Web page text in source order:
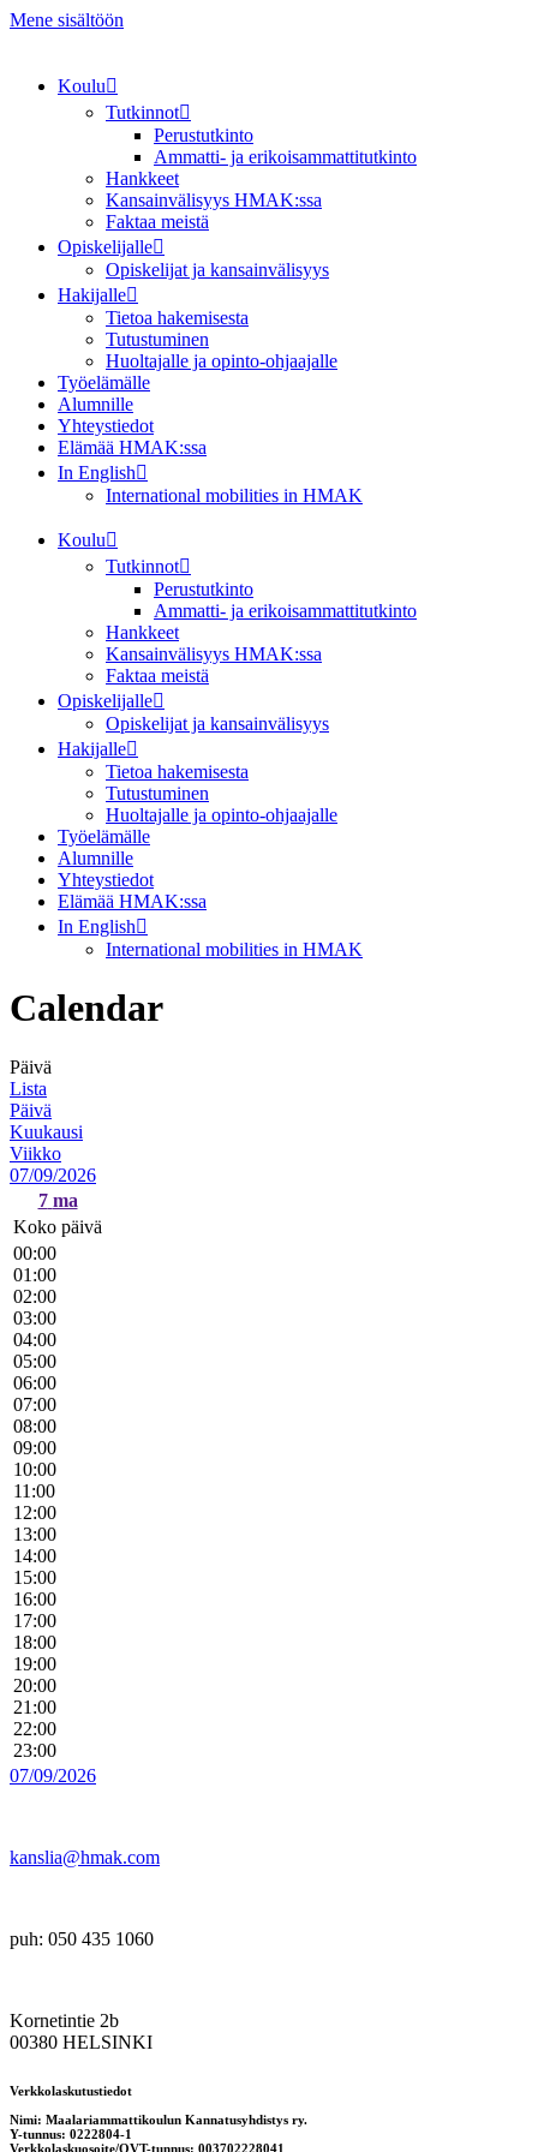
Mene sisältöön
Koulu
Tutkinnot
Perustutkinto
Ammatti- ja erikoisammattitutkinto
Hankkeet
Kansainvälisyys HMAK:ssa
Faktaa meistä
Opiskelijalle
Opiskelijat ja kansainvälisyys
Hakijalle
Tietoa hakemisesta
Tutustuminen
Huoltajalle ja opinto-ohjaajalle
Työelämälle
Alumnille
Yhteystiedot
Elämää HMAK:ssa
In English
International mobilities in HMAK
Koulu
Tutkinnot
Perustutkinto
Ammatti- ja erikoisammattitutkinto
Hankkeet
Kansainvälisyys HMAK:ssa
Faktaa meistä
Opiskelijalle
Opiskelijat ja kansainvälisyys
Hakijalle
Tietoa hakemisesta
Tutustuminen
Huoltajalle ja opinto-ohjaajalle
Työelämälle
Alumnille
Yhteystiedot
Elämää HMAK:ssa
In English
International mobilities in HMAK
Calendar
Päivä
Lista
Päivä
Kuukausi
Viikko
07/09/2026
7 ma
Koko päivä
00:00
01:00
02:00
03:00
04:00
05:00
06:00
07:00
08:00
09:00
10:00
11:00
12:00
13:00
14:00
15:00
16:00
17:00
18:00
19:00
20:00
21:00
22:00
23:00
07/09/2026
kanslia@hmak.com
puh: 050 435 1060
Kornetintie 2b
00380 HELSINKI
Verkkolaskutustiedot
Nimi: Maalariammattikoulun Kannatusyhdistys ry.
Y-tunnus: 0222804-1
Verkkolaskuosoite/OVT-tunnus: 003702228041